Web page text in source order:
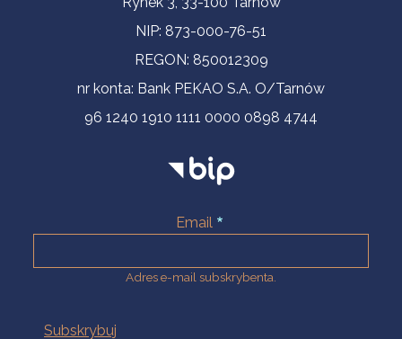
NIP: 873-000-76-51
REGON: 850012309
nr konta: Bank PEKAO S.A. O/Tarnów
96 1240 1910 1111 0000 0898 4744
Email
Adres e-mail subskrybenta.